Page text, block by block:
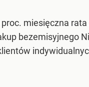
miesięczna
bezemisyjnego